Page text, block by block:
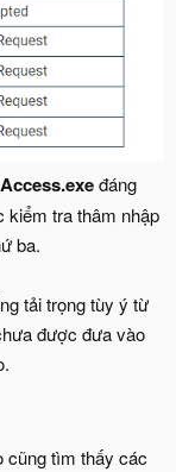
đáng
kiểm tra thâm nhập
ba.
tải trọng tùy ý từ
được đưa vào
cũng tìm thấy các